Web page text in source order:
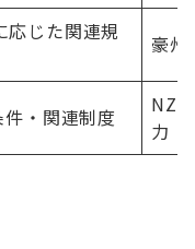
応じた関連規
豪州
・関連制度
NZ
力